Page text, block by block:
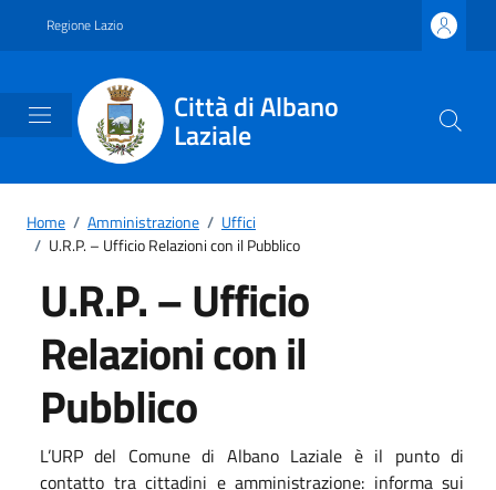
Regione Lazio
Città di Albano
Laziale
Home / Amministrazione / Uffici
/ U.R.P. – Ufficio Relazioni con il Pubblico
U.R.P. – Ufficio
Relazioni con il
Pubblico
L’URP del Comune di Albano Laziale è il punto di
contatto tra cittadini e amministrazione: informa sui